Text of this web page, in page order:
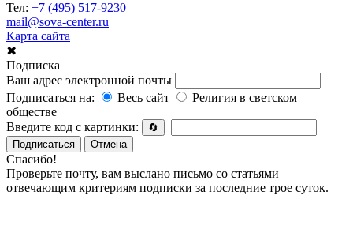
Тел: +7 (495) 517-9230
mail@sova-center.ru
Карта сайта
✖
Подписка
Ваш адрес электронной почты
Подписаться на:
Весь сайт
Религия в светском
обществе
Введите код с картинки:
🔄
Подписаться
Отмена
Спасибо!
Проверьте почту, вам выслано письмо со статьями
отвечающим критериям подписки за последние трое суток.